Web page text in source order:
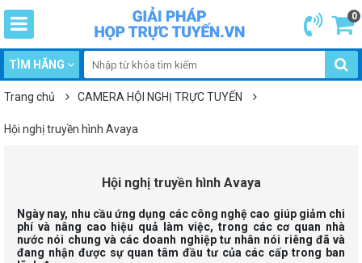
0
TÌM HÃNG
Trang chủ CAMERA HỘI NGHỊ TRỰC TUYẾN
Hội nghị truyền hình Avaya
Hội nghị truyền hình Avaya
Ngày nay, nhu cầu ứng dụng các công nghệ cao giúp giảm chi
phí và nâng cao hiệu quả làm việc, trong các cơ quan nhà
nước nói chung và các doanh nghiệp tư nhân nói riêng đã và
đang nhận được sự quan tâm đầu tư của các cấp trong ban